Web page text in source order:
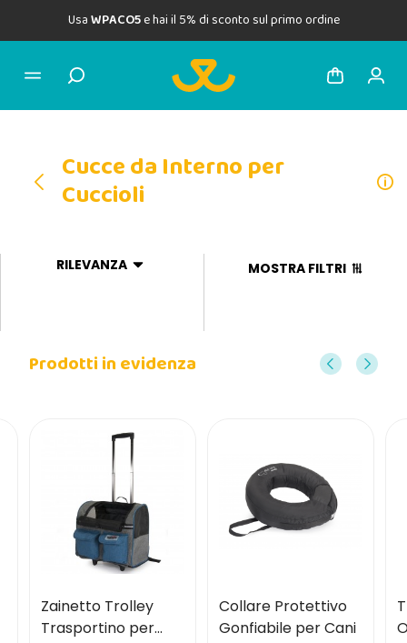
UsaWPACO5e hai il 5% di sconto sul primo ordine
Cucce da Interno per
Cuccioli
RILEVANZA MOSTRA FILTRI
Prodotti in evidenza
Zainetto Trolley
Trasportino per
Collare Protettivo
Gonfiabile per Cani